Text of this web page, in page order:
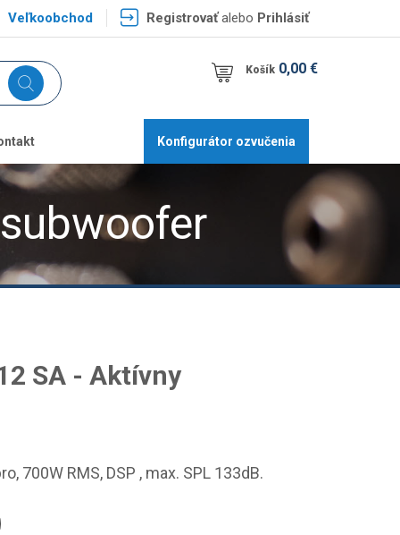
Veľkoobchod Registrovaťalebo Prihlásiť
Košík 0,00 €
Konfigurátor ozvučenia
SA - Aktívny
700W RMS, DSP , max. SPL 133dB.